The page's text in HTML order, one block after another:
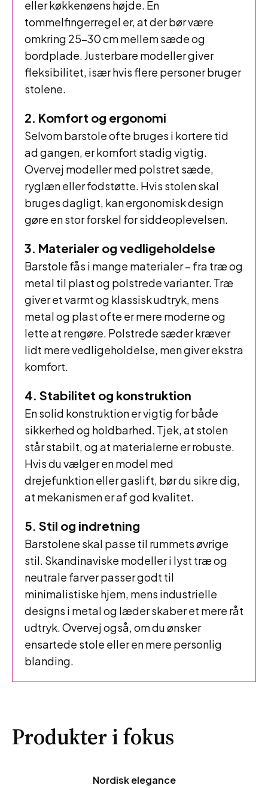
eller køkkenøens højde. En
tommelfingerregel er, at der bør være
omkring 25–30 cm mellem sæde og
bordplade. Justerbare modeller giver
fleksibilitet, især hvis flere personer bruger
stolene.
2. Komfort og ergonomi
Selvom barstole ofte bruges i kortere tid
ad gangen, er komfort stadig vigtig.
Overvej modeller med polstret sæde,
ryglæn eller fodstøtte. Hvis stolen skal
bruges dagligt, kan ergonomisk design
gøre en stor forskel for siddeoplevelsen.
3. Materialer og vedligeholdelse
Barstole fås i mange materialer – fra træ og
metal til plast og polstrede varianter. Træ
giver et varmt og klassisk udtryk, mens
metal og plast ofte er mere moderne og
lette at rengøre. Polstrede sæder kræver
lidt mere vedligeholdelse, men giver ekstra
komfort.
4. Stabilitet og konstruktion
En solid konstruktion er vigtig for både
sikkerhed og holdbarhed. Tjek, at stolen
står stabilt, og at materialerne er robuste.
Hvis du vælger en model med
drejefunktion eller gaslift, bør du sikre dig,
at mekanismen er af god kvalitet.
5. Stil og indretning
Barstolene skal passe til rummets øvrige
stil. Skandinaviske modeller i lyst træ og
neutrale farver passer godt til
minimalistiske hjem, mens industrielle
designs i metal og læder skaber et mere råt
udtryk. Overvej også, om du ønsker
ensartede stole eller en mere personlig
blanding.
Produkter i fokus
Nordisk elegance